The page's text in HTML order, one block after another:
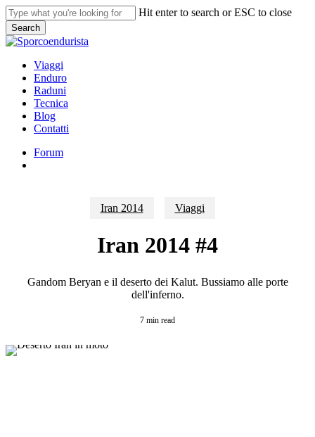
Skip
to
main
content
Hit enter to search or ESC to close
Search
Close
search
Menu
Viaggi
Enduro
Raduni
Tecnica
Blog
Contatti
Forum
Iran 2014 Viaggi
Iran 2014 #4
Gandom Beryan e il deserto dei Kalut. Bussiamo alle porte
dell'inferno.
7 min read